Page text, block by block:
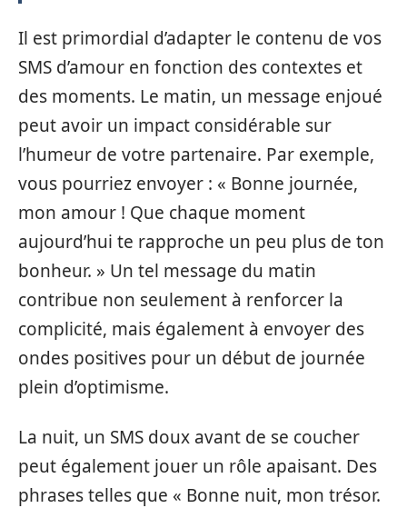
Il est primordial d’adapter le contenu de vos
SMS d’amour en fonction des contextes et
des moments. Le matin, un message enjoué
peut avoir un impact considérable sur
l’humeur de votre partenaire. Par exemple,
vous pourriez envoyer : « Bonne journée,
mon amour ! Que chaque moment
aujourd’hui te rapproche un peu plus de ton
bonheur. » Un tel message du matin
contribue non seulement à renforcer la
complicité, mais également à envoyer des
ondes positives pour un début de journée
plein d’optimisme.
La nuit, un SMS doux avant de se coucher
peut également jouer un rôle apaisant. Des
phrases telles que « Bonne nuit, mon trésor.